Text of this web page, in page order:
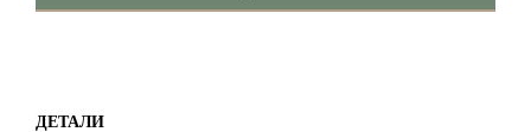
ДЕТАЛИ